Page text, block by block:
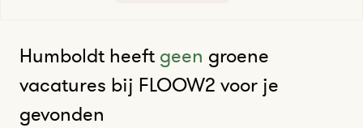
Humboldt heeft geen groene
vacatures bij FLOOW2 voor je
gevonden